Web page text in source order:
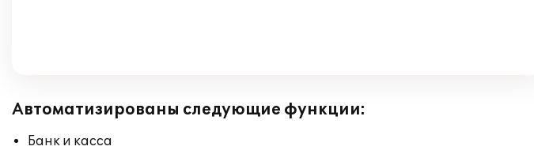
Автоматизированы следующие функции:
Банк и касса